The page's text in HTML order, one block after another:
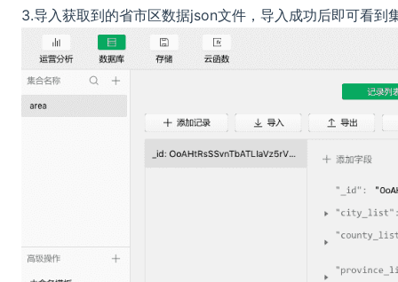
3.导入获取到的省市区数据json文件，导入成功后即可看到